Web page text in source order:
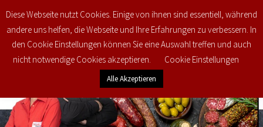
€0,00 0
Diese Webseite nutzt Cookies. Einige von ihnen sind essentiell, während
andere uns helfen, die Webseite und Ihre Erfahrungen zu verbessern. In
den Cookie Einstellungen können Sie eine Auswahl treffen und auch
nicht notwendige Cookies akzeptieren.
Cookie Einstellungen
Alle Akzeptieren